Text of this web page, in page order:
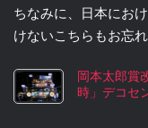
ちなみに、日本にお
けないこちらもお忘れ
岡本太郎賞
時」デコセ